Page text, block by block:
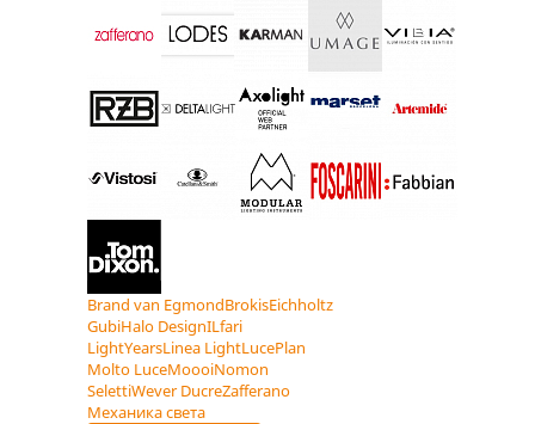
Brand van EgmondBrokisEichholtz
GubiHalo DesignILfari
LightYearsLinea LightLucePlan
Molto LuceMoooiNomon
SelettiWever DucreZafferano
Механика света